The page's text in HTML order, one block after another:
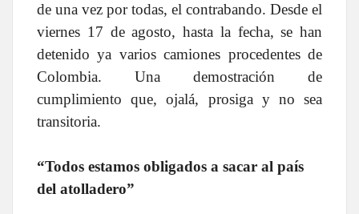
de una vez por todas, el contrabando. Desde el
viernes 17 de agosto, hasta la fecha, se han
detenido ya varios camiones procedentes de
Colombia. Una demostración de
cumplimiento que, ojalá, prosiga y no sea
transitoria.
“Todos estamos obligados a sacar al país
del atolladero”